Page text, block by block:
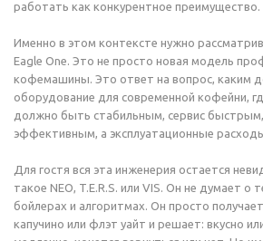
работать как конкурентное преимущество.
Именно в этом контексте нужно
Eagle One. Это не просто новая модель
кофемашины. Это ответ на вопрос, каким
оборудование для современной кофейни,
должно быть стабильным, сервис
эффективным, а эксплуатационные
Для гостя вся эта инженерия остается
такое NEO, T.E.R.S. или VIS. Он не думает о
бойлерах и алгоритмах. Он просто получает
капучино или флэт уайт и решает: вкусно